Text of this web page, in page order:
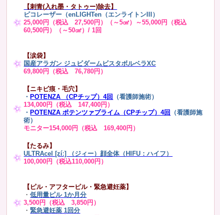
【刺青(入れ墨・タトゥー)除去】
ピコレーザー（enLIGHTen（エンライトンIII）
25,000円（税込 27,500円）（～5㎠）～55,000円（税込
60,500円）（～50㎠）/ 1回
【涙袋】
国産アラガン ジュビダームビスタボルベラXC
69,800円（税込 76,780円）
【ニキビ痕・毛穴】
・ POTENZA （CPチップ）4回
（看護師施術）
134,000円（税込 147,400円）
・ POTENZA ポテンツァプライム（CPチップ）4回
（看護師施
術）
モニター154,000円（税込 169,400円）
【たるみ】
ULTRAcel [zíː] （ジィー）顔全体（HIFU：ハイフ）
100,000円（税込110,000円）
【ピル・アフターピル・緊急避妊薬】
・低用量ピル 1か月分
3,500円（税込 3,850円）
・緊急避妊薬 1回分